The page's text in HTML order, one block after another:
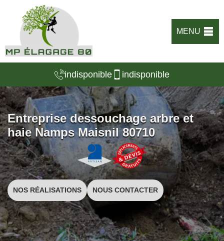
MENU
indisponible indisponible
Entreprise dessouchage arbre et
haie Namps Maisnil 80710
NOS RÉALISATIONS NOUS CONTACTER